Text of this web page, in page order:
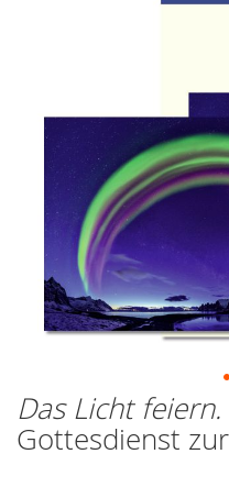
Das Licht feiern.
Gottesdienst
Zum
Anfang
der